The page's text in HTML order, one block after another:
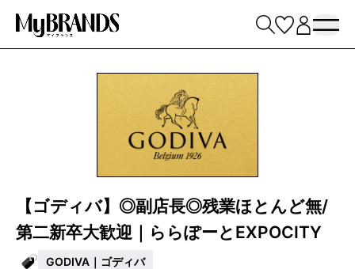
【ゴディバ】◎副店長◎残業ほとんど無/
第二新卒大歓迎｜ららぽーとEXPOCITY
GODIVA｜ゴディバ